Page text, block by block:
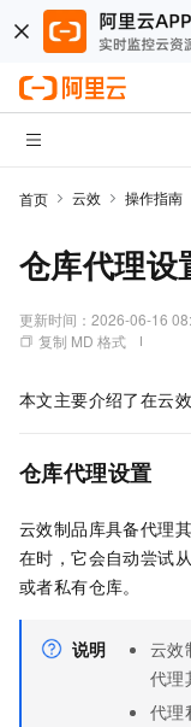
首页 云效 操作指南
仓库代理设
更新时间： 2026-06-16
复制 MD 格式
本文主要介绍了在云
仓库代理设置
云效制品库具备代理
在时，它会自动尝试
或者私有仓库。
说明
云效
代理
代理